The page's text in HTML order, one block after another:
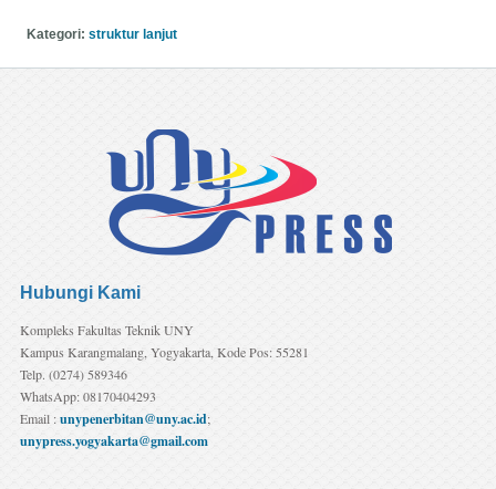
Kategori:struktur lanjut
Hubungi Kami
Kompleks Fakultas Teknik UNY
Kampus Karangmalang, Yogyakarta, Kode Pos: 55281
Telp. (0274) 589346
WhatsApp: 08170404293
Email :unypenerbitan@uny.ac.id;
unypress.yogyakarta@gmail.com